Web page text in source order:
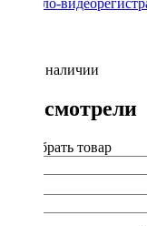
Зеркало-
Нет в наличии
Вы смотрели
Подобрать товар